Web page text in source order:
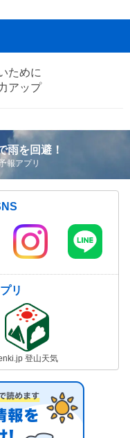
ために
アップ
雨を回避！
報アプリ
リ
登山天気